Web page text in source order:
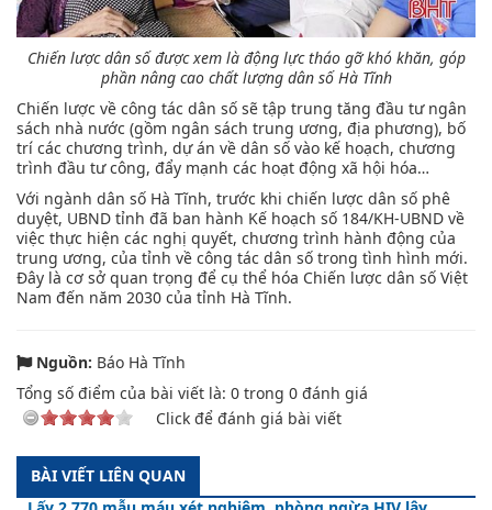
Chiến lược dân số được xem là động lực tháo gỡ khó khăn, góp
phần nâng cao chất lượng dân số Hà Tĩnh
Chiến lược về công tác dân số sẽ tập trung tăng đầu tư ngân
sách nhà nước (gồm ngân sách trung ương, địa phương), bố
trí các chương trình, dự án về dân số vào kế hoạch, chương
trình đầu tư công, đẩy mạnh các hoạt động xã hội hóa…
Với ngành dân số Hà Tĩnh, trước khi chiến lược dân số phê
duyệt, UBND tỉnh đã ban hành Kế hoạch số 184/KH-UBND về
việc thực hiện các nghị quyết, chương trình hành động của
trung ương, của tỉnh về công tác dân số trong tình hình mới.
Đây là cơ sở quan trọng để cụ thể hóa Chiến lược dân số Việt
Nam đến năm 2030 của tỉnh Hà Tĩnh.
Nguồn: Báo Hà Tĩnh
Tổng số điểm của bài viết là: 0 trong 0 đánh giá
Click để đánh giá bài viết
BÀI VIẾT LIÊN QUAN